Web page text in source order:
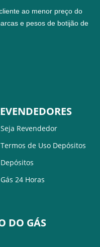
ao menor preço do
e pesos de botijão de
Seja Revendedor
Termos de Uso Depósitos
Depósitos
Gás 24 Horas
DO GÁS